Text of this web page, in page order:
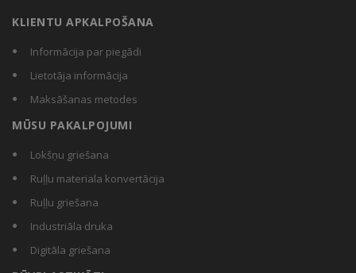
KLIENTU APKALPOŠANA
Informācija par piegādi
Lietotāja informācija
Maksāšanas metodes
MŪSU PAKALPOJUMI
Lokšņu griešana
Ruļļu materiala konvertācija
Ruļļu griešana
Industriāla druka
Digitāla griešana